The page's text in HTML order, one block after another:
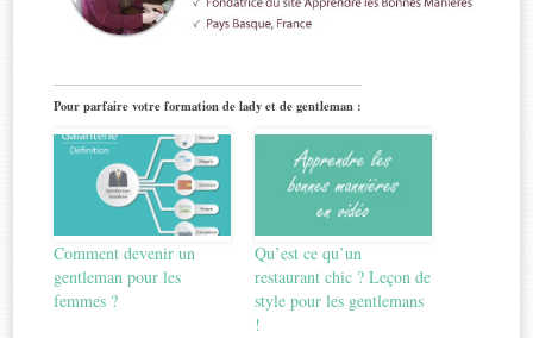
Pour parfaire votre formation de lady et de gentleman :
Comment devenir un
gentleman pour les
femmes ?
Qu’est ce qu’un
restaurant chic ? Leçon de
style pour les gentlemans
!